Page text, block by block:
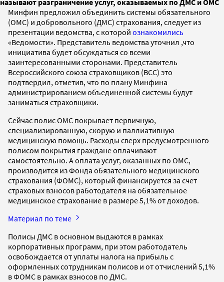
Минфин предложил объединить системы обязательного
(ОМС) и добровольного (ДМС) страхования, следует из
презентации ведомства, с которой ознакомились
«Ведомости». Представитель ведомства уточнил ,что
инициатива будет обсуждаться со всеми
заинтересованными сторонами. Представитель
Всероссийского союза страховщиков (ВСС) это
подтвердил, отметив, что по плану Минфина
администрированием объединенной системы будут
заниматься страховщики.
Сейчас полис ОМС покрывает первичную,
специализированную, скорую и паллиативную
медицинскую помощь. Расходы сверх предусмотренного
полисом покрытия граждане оплачивают
самостоятельно. А оплата услуг, оказанных по ОМС,
производится из Фонда обязательного медицинского
страхования (ФОМС), который финансируется за счет
страховых взносов работодателя на обязательное
медицинское страхование в размере 5,1% от доходов.
Материал по теме
Полисы ДМС в основном выдаются в рамках
корпоративных программ, при этом работодатель
освобождается от уплаты налога на прибыль с
оформленных сотрудникам полисов и от отчислений 5,1%
в ФОМС в рамках взносов по ДМС.